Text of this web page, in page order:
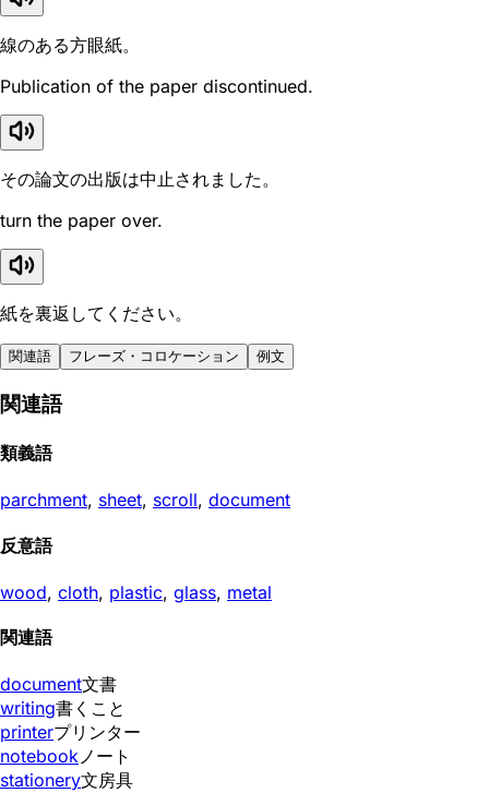
線のある方眼紙。
Publication of the paper discontinued.
その論文の出版は中止されました。
turn the paper over.
紙を裏返してください。
関連語 フレーズ・コロケーション 例文
関連語
類義語
parchment, sheet, scroll, document
反意語
wood, cloth, plastic, glass, metal
関連語
document文書
writing書くこと
printerプリンター
notebookノート
stationery文房具